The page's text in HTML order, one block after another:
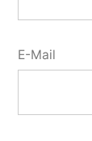
E-Mail